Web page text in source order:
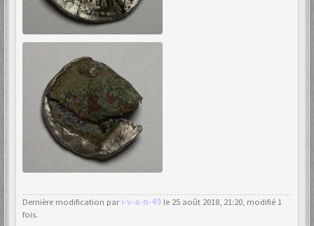
Dernière modification pari-v-a-n-49 le 25 août 2018, 21:20, modifié 1
fois.